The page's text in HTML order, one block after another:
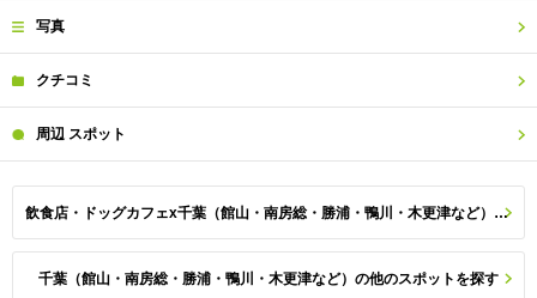
写真
クチコミ
周辺 スポット
飲食店・ドッグカフェx千葉（館山・南房総・勝浦・鴨川・木更津など）のスポット一覧
千葉（館山・南房総・勝浦・鴨川・木更津など）の他のスポットを探す